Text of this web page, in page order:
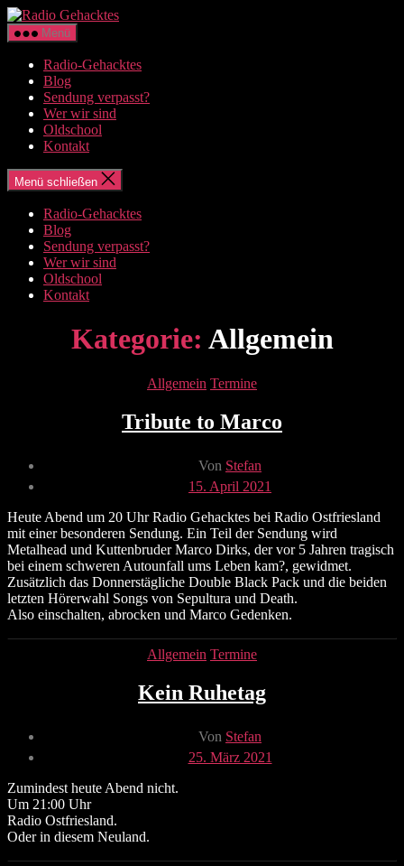
Zum
Inhalt
springen
Radio
Menü
Radio-Gehacktes
Blog
Sendung verpasst?
Wer wir sind
Oldschool
Kontakt
Menü schließen
Radio-Gehacktes
Blog
Sendung verpasst?
Wer wir sind
Oldschool
Kontakt
Kategorie: Allgemein
Kategorien
Allgemein Termine
Tribute to Marco
Beitragsautor
Von Stefan
Veröffentlichungsdatum
15. April 2021
Heute Abend um 20 Uhr Radio Gehacktes bei Radio Ostfriesland
mit einer besonderen Sendung. Ein Teil der Sendung wird
Metalhead und Kuttenbruder Marco Dirks, der vor 5 Jahren tragisch
bei einem schweren Autounfall ums Leben kam?, gewidmet.
Zusätzlich das Donnerstägliche Double Black Pack und die beiden
letzten Hörerwahl Songs von Sepultura und Death.
Also einschalten, abrocken und Marco Gedenken.
Kategorien
Allgemein Termine
Kein Ruhetag
Beitragsautor
Von Stefan
Veröffentlichungsdatum
25. März 2021
Zumindest heute Abend nicht.
Um 21:00 Uhr
Radio Ostfriesland.
Oder in diesem Neuland.